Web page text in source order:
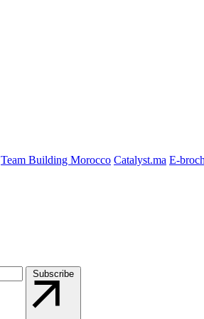
Team Building Morocco Catalyst.ma E-
Subscribe